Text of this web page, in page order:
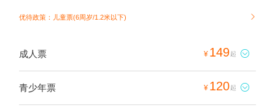
优待政策：儿童票(6周岁/1.2米以下) 
成人票 ¥ 149起 
青少年票 ¥ 120起 